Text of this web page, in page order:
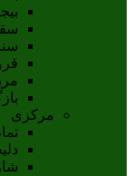
مرکزی